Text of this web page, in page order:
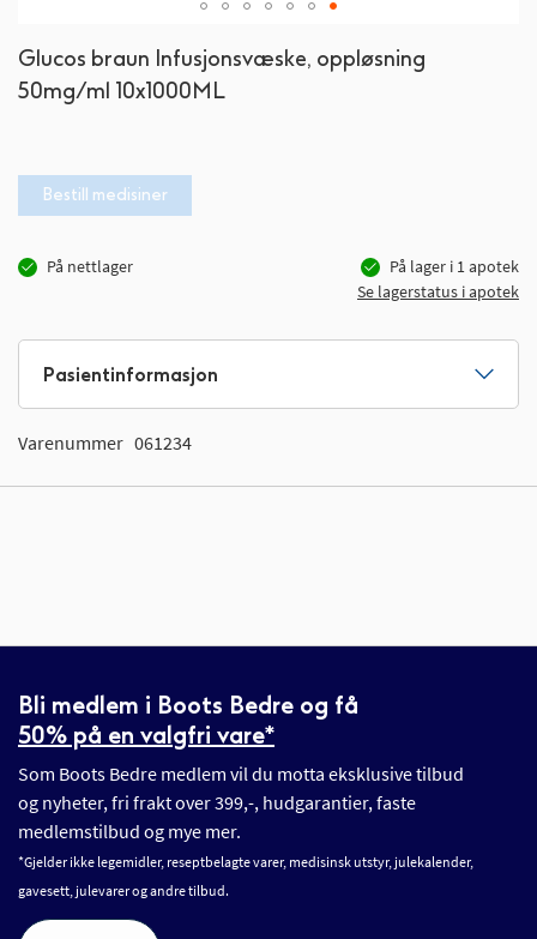
Glucos braun Infusjonsvæske, oppløsning
50mg/ml 10x1000ML
Bestill medisiner
På nettlager På lager i 1apotek
Se lagerstatus i apotek
til
begynnelsen
Pasientinformasjon
Varenummer 061234
Bli medlem i Boots Bedre og få
50% på en valgfri vare*
Som Boots Bedre medlem vil du motta eksklusive tilbud
og nyheter, fri frakt over 399,-, hudgarantier, faste
medlemstilbud og mye mer.
*Gjelder ikke legemidler, reseptbelagte varer, medisinsk utstyr, julekalender,
gavesett, julevarer og andre tilbud.